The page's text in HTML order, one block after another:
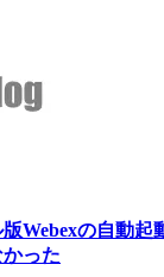
Webexの自動起
った